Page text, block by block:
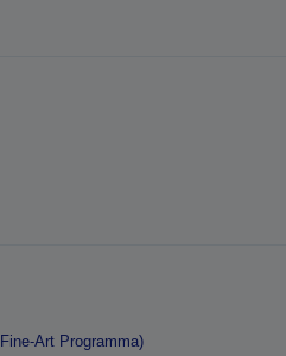
Art Programma)